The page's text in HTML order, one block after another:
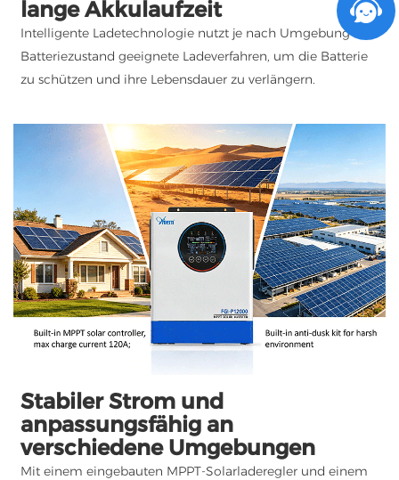
lange Akkulaufzeit
Intelligente Ladetechnologie nutzt je nach Umgebung und
Batteriezustand geeignete Ladeverfahren, um die Batterie
zu schützen und ihre Lebensdauer zu verlängern.
Stabiler Strom und
anpassungsfähig an
verschiedene Umgebungen
Mit einem eingebauten MPPT-Solarladeregler und einem